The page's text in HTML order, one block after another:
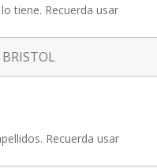
tiene. Recuerda usar
Recuerda usar